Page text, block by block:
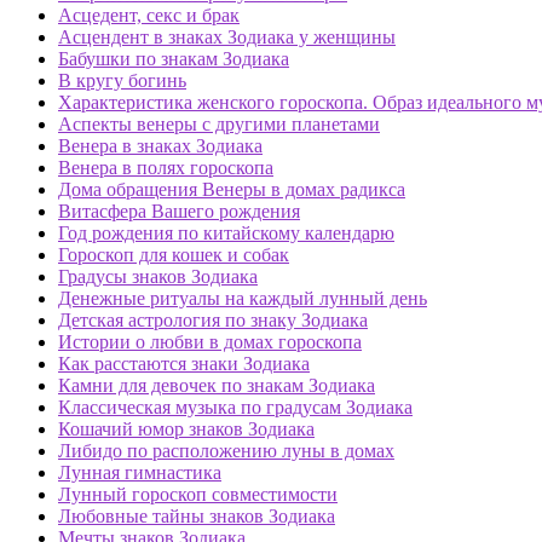
Асцедент, секс и брак
Асцендент в знаках Зодиака у женщины
Бабушки по знакам Зодиака
В кругу богинь
Характеристика женского гороскопа. Образ идеального
Аспекты венеры с другими планетами
Венера в знаках Зодиака
Венера в полях гороскопа
Дома обращения Венеры в домах радикса
Витасфера Вашего рождения
Год рождения по китайскому календарю
Гороскоп для кошек и собак
Градусы знаков Зодиака
Денежные ритуалы на каждый лунный день
Детская астрология по знаку Зодиака
Истории о любви в домах гороскопа
Как расстаются знаки Зодиака
Камни для девочек по знакам Зодиака
Классическая музыка по градусам Зодиака
Кошачий юмор знаков Зодиака
Либидо по расположению луны в домах
Лунная гимнастика
Лунный гороскоп совместимости
Любовные тайны знаков Зодиака